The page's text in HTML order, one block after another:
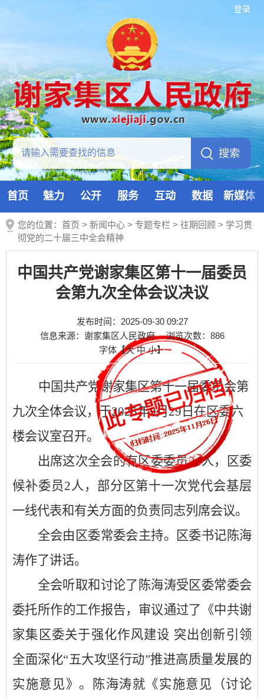
登录
首页 魅力 公开 服务 互动 数据 新媒体
您的位置： 首页 > 新闻中心 > 专题专栏 > 往期回顾 > 学习贯
彻党的二十届三中全会精神
中国共产党谢家集区第十一届委员
会第九次全体会议决议
发布时间：2025-09-30 09:27
信息来源：谢家集区人民政府
浏览次数： 886
字体【大 中 小】
中国共产党谢家集区第十一届委员会第
九次全体会议，于2025年9月29日在区委六
楼会议室召开。
出席这次全会的有区委委员24人，区委
候补委员2人，部分区第十一次党代会基层
一线代表和有关方面的负责同志列席会议。
全会由区委常委会主持。区委书记陈海
涛作了讲话。
全会听取和讨论了陈海涛受区委常委会
委托所作的工作报告，审议通过了《中共谢
家集区委关于强化作风建设 突出创新引领
全面深化“五大攻坚行动”推进高质量发展的
实施意见》。陈海涛就《实施意见（讨论